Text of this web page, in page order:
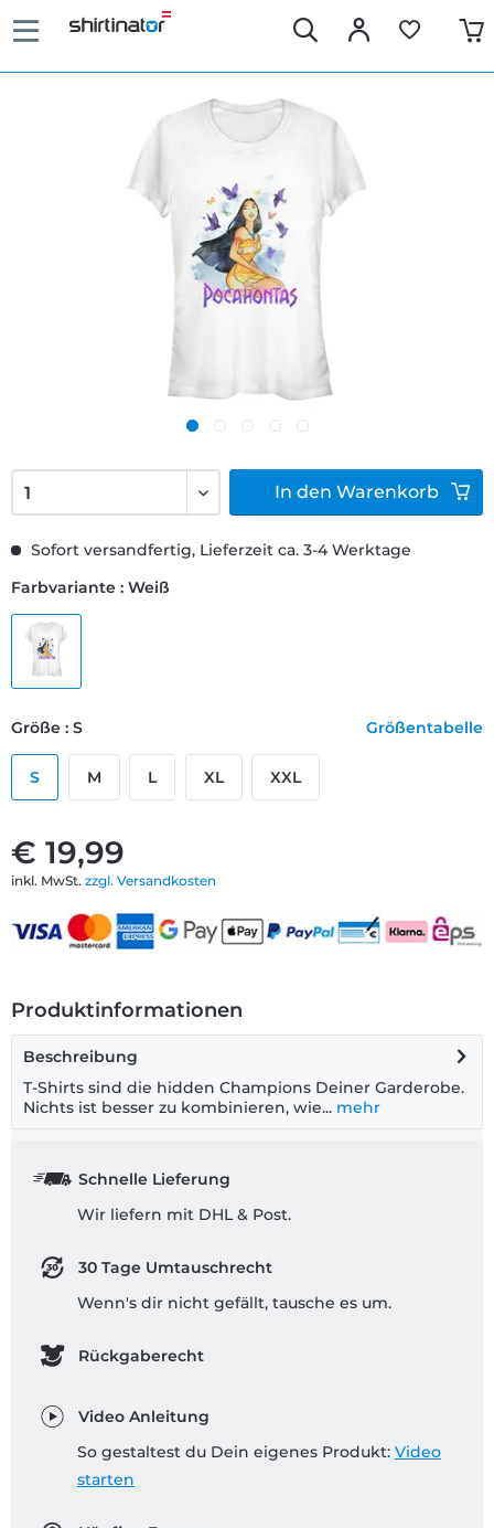
€ 19,99
inkl. MwSt. zzgl. Versandkosten
Sofort versandfertig, Lieferzeit ca. 3-4 Werktage
Farbvariante : Weiß
Größe : S Größentabelle
S M L XL XXL
In den Warenkorb
Produktinformationen
Beschreibung
T-Shirts sind die hidden Champions Deiner Garderobe.
Nichts ist besser zu kombinieren, wie... mehr
Schnelle Lieferung
Wir liefern mit DHL & Post.
30 Tage Umtauschrecht
Wenn's dir nicht gefällt, tausche es um.
Rückgaberecht
Video Anleitung
So gestaltest du Dein eigenes Produkt: Video
starten